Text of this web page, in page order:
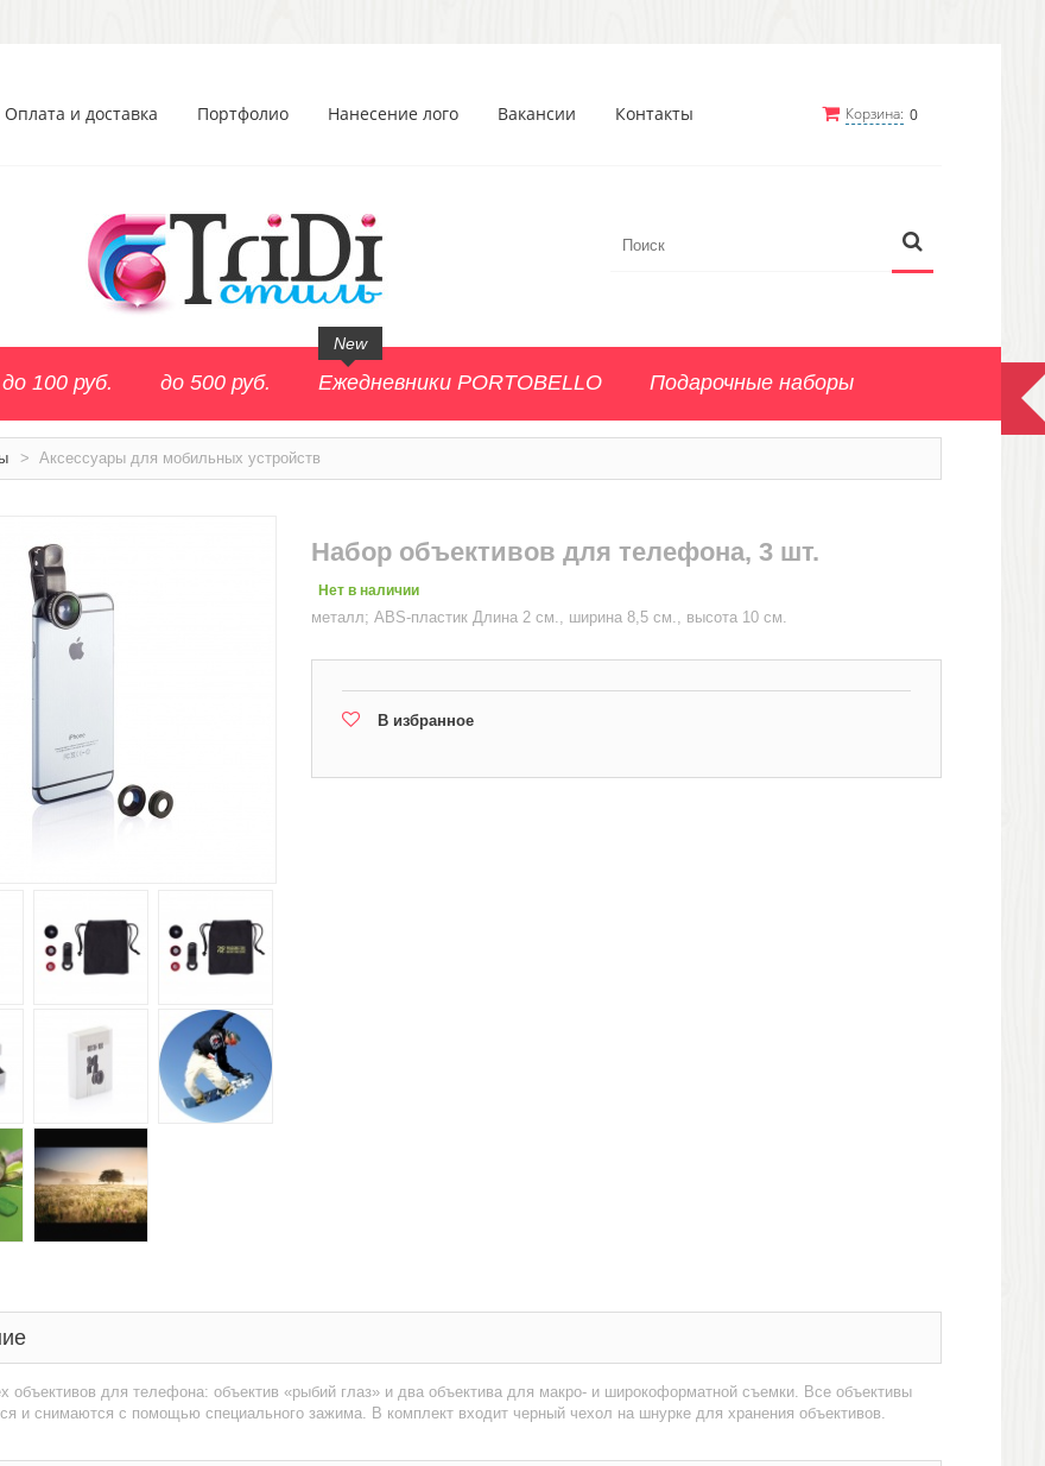
Корзина: 0
Оплата и доставка Портфолио Нанесение лого Вакансии Контакты
до 100 руб. до 500 руб. Ежедневники PORTOBELLO
New
Подарочные наборы
> Аксессуары для мобильных устройств
Набор объективов для телефона, 3 шт.
Нет в наличии
металл; ABS-пластик Длина 2 см., ширина 8,5 см., высота 10 см.
В избранное
объективов для телефона: объектив «рыбий глаз» и два объектива для макро- и широкоформатной съемки. Все объективы
и снимаются с помощью специального зажима. В комплект входит черный чехол на шнурке для хранения объективов.